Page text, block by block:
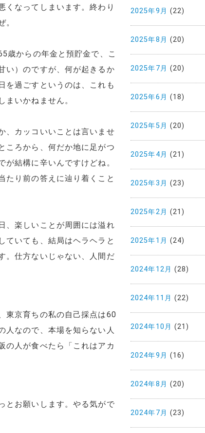
くなってしまいます。終わり
。
歳からの年金と預貯金で、こ
い）のですが、何が起きるか
を過ごすというのは、これも
まいかねません。
、カッコいいことは言いませ
ころから、何だか地に足がつ
結構に辛いんですけどね。
たり前の答えに辿り着くこと
、楽しいことが周囲には溢れ
ていても、結局はヘラヘラと
。仕方ないじゃない、人間だ
東京育ちの私の自己採点は60
人なので、本場を知らない人
の人が食べたら「これはアカ
とお願いします。やる気がで
2025年9月 (22)
2025年8月 (20)
2025年7月 (20)
2025年6月 (18)
2025年5月 (20)
2025年4月 (21)
2025年3月 (23)
2025年2月 (21)
2025年1月 (24)
2024年12月 (28)
2024年11月 (22)
2024年10月 (21)
2024年9月 (16)
2024年8月 (20)
2024年7月 (23)